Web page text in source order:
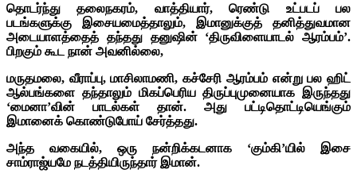
தொடர்ந்து தலைநகரம், வாத்தியார், ரெண்டு உட்படப் பல
படங்களுக்கு இசையமைத்தாலும், இமானுக்குத் தனித்துவமான
அடையாளத்தைத் தந்தது தனுஷின் ‘திருவிளையாடல் ஆரம்பம்’.
பிறகும் கூட நான் அவனில்லை,
மருதமலை, வீராப்பு, மாசிலாமணி, கச்சேரி ஆரம்பம் என்று பல ஹிட்
ஆல்பங்களை தந்தாலும் மிகப்பெரிய திருப்புமுனையாக இருந்தது
‘மைனா’வின் பாடல்கள் தான். அது பட்டிதொட்டியெங்கும்
இமானைக் கொண்டுபோய் சேர்த்தது.
அந்த வகையில், ஒரு நன்றிக்கடனாக ‘கும்கி’யில் இசை
சாம்ராஜ்யமே நடத்தியிருந்தார் இமான்.